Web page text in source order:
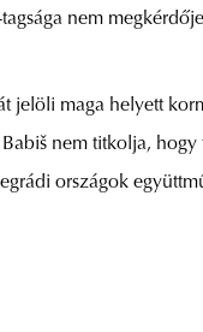
nem
jelöli maga helyett
Babiš nem titkolja,
országok